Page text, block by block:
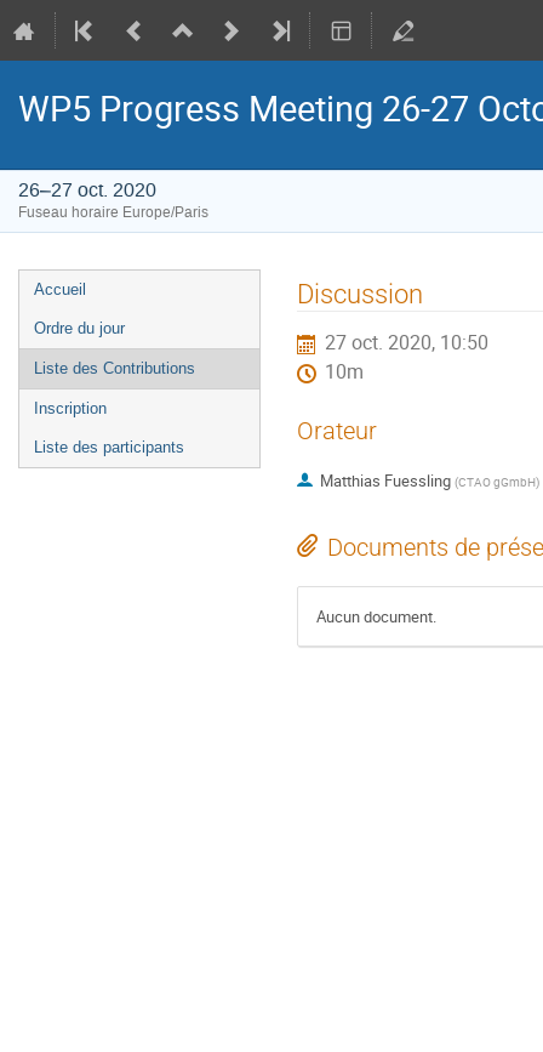
WP5 Progress Meeting 26-27
26–27 oct. 2020
Fuseau horaire Europe/Paris
Menu
de
l'événement
Accueil
Ordre du jour
Liste des Contributions
Inscription
Liste des participants
Discussion
27 oct. 2020, 10:50
10m
Orateur
Matthias Fuessling (CTAO gGmbH)
Documents de
Aucun document.